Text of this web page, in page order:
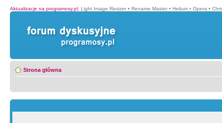
Aktualizacje na programosy.pl: Light Image Resizer • Rename Master • Helium • Opera •
Strona główna